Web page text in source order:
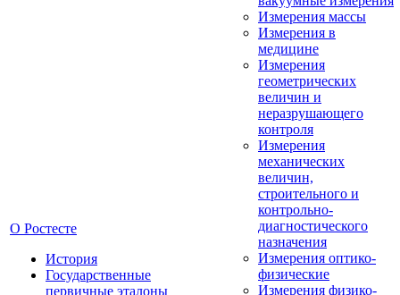
О Ростесте
История
Государственные
первичные эталоны
Измерения массы
Измерения в
медицине
Измерения
геометрических
величин и
неразрушающего
контроля
Измерения
механических
величин,
строительного и
контрольно-
диагностического
назначения
Измерения оптико-
физические
Измерения физико-